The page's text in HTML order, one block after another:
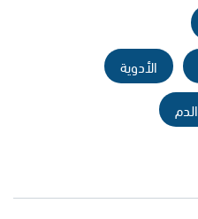
الأدوية